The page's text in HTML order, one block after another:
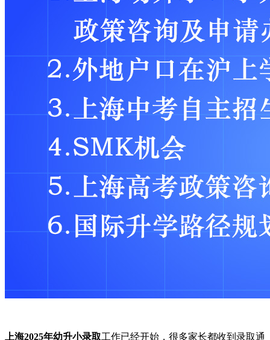
上海2025年幼升小录取工作已经开始，很多家长都收到录取通